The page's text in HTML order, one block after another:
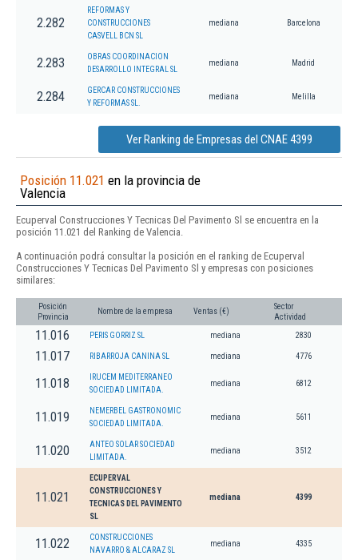
2.282
REFORMAS Y
CONSTRUCCIONES
CASVELL BCN SL
mediana Barcelona
2.283
OBRAS COORDINACION
DESARROLLO INTEGRAL SL
mediana Madrid
2.284
GERCAR CONSTRUCCIONES
Y REFORMAS SL.
mediana Melilla
Ver Ranking de Empresas del CNAE 4399
Posición 11.021 en la provincia de
Valencia
Ecuperval Construcciones Y Tecnicas Del Pavimento Sl se encuentra en la
posición 11.021 del Ranking de Valencia.
A continuación podrá consultar la posición en el ranking de Ecuperval
Construcciones Y Tecnicas Del Pavimento Sl y empresas con posiciones
similares:
Posición
Provincia
Nombre de la empresa Ventas (€)
Sector
Actividad
11.016 PERIS GORRIZ SL mediana 2830
11.017 RIBARROJA CANINA SL mediana 4776
11.018
IRUCEM MEDITERRANEO
SOCIEDAD LIMITADA.
mediana 6812
11.019
NEMERBEL GASTRONOMIC
SOCIEDAD LIMITADA.
mediana 5611
11.020
ANTEO SOLAR SOCIEDAD
LIMITADA.
mediana 3512
11.021
ECUPERVAL
CONSTRUCCIONES Y
TECNICAS DEL PAVIMENTO
SL
mediana 4399
11.022
CONSTRUCCIONES
NAVARRO & ALCARAZ SL
mediana 4335